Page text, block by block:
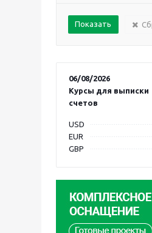
06/08/2026
Курсы для выписки
счетов
USD
EUR
GBP